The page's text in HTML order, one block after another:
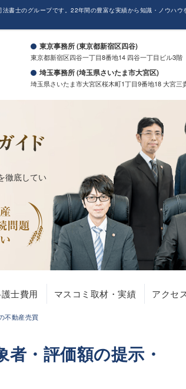
書士のグループです。22年間の豊富な実績から知識・ノウハ
東京事務所 (東京都新宿区四谷)
東京都新宿区四谷一丁目8番地14 四谷一丁目ビル3階
埼玉事務所 (埼玉県さいたま市大宮区)
埼玉県さいたま市大宮区桜木町1丁目9番地18 大宮三
徹底してい
士費用 マスコミ取材・実績 アクセ
不動産売買
者・評価額の提示・